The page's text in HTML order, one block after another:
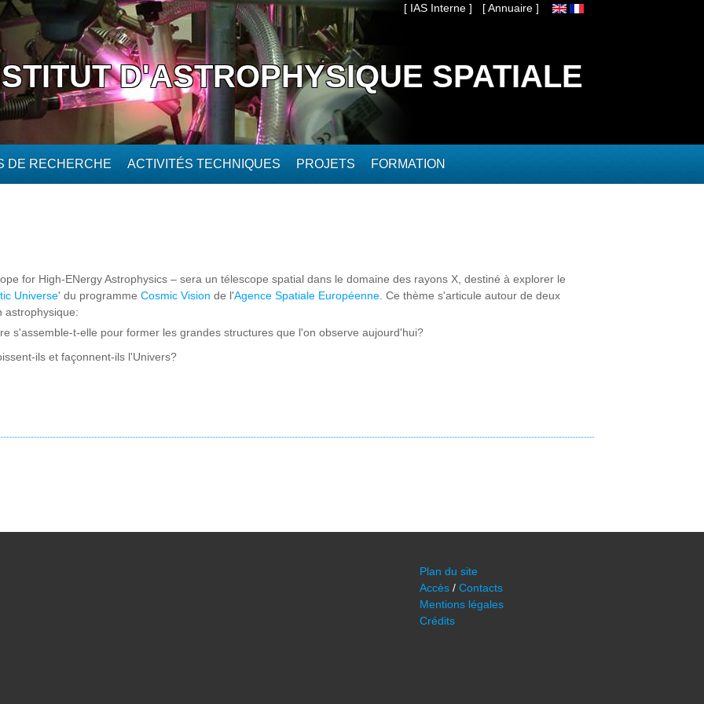
[ IAS Interne ] [ Annuaire ]
D'ASTROPHYSIQUE SPATIALE
DE RECHERCHE ACTIVITÉS TECHNIQUES PROJETS FORMATION
for High-ENergy Astrophysics – sera un télescope spatial dans le domaine des rayons X, destiné à explorer le
Universe' du programme Cosmic Vision de l'Agence Spatiale Européenne . Ce thème s'articule autour de deux
astrophysique:
s'assemble-t-elle pour former les grandes structures que l'on observe aujourd'hui?
ils et façonnent-ils l'Univers?
Plan du site
Accès / Contacts
Mentions légales
Crédits